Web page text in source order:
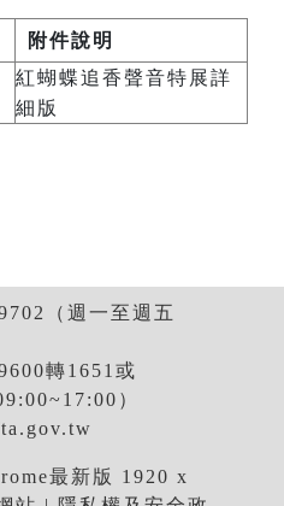
附件說明
紅蝴蝶追香聲音特展詳
細版
（週一至週五
轉1651或
）
最新版 1920 x